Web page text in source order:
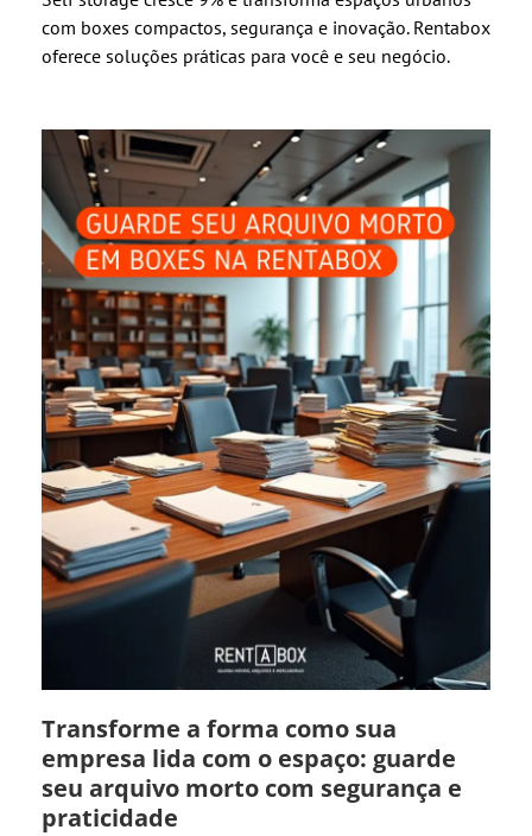
com boxes compactos, segurança e inovação. Rentabox
oferece soluções práticas para você e seu negócio.
Transforme a forma como sua
empresa lida com o espaço: guarde
seu arquivo morto com segurança e
praticidade